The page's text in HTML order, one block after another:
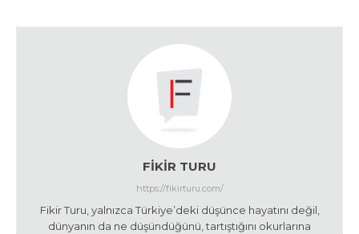
FIKIR TURU
https://fikirturu.com/
Fikir Turu, yalnızca Türkiye’deki düşünce hayatını değil,
dünyanın da ne düşündüğünü, tartıştığını okurlarına